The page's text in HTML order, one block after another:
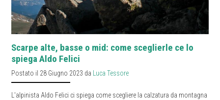
Scarpe alte, basse o mid: come sceglierle ce lo
spiega Aldo Felici
Postato il 28 Giugno 2023 da Luca Tessore
L'alpinista Aldo Felici ci spiega come scegliere la calzatura da montagna